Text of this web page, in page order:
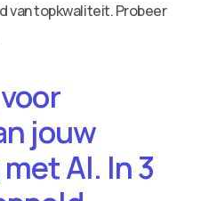
van topkwaliteit. Probeer
jouw
AI. In 3